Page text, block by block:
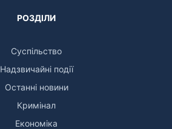
РОЗДІЛИ
Суспільство
Надзвичайні події
Останні новини
Кримінал
Економіка